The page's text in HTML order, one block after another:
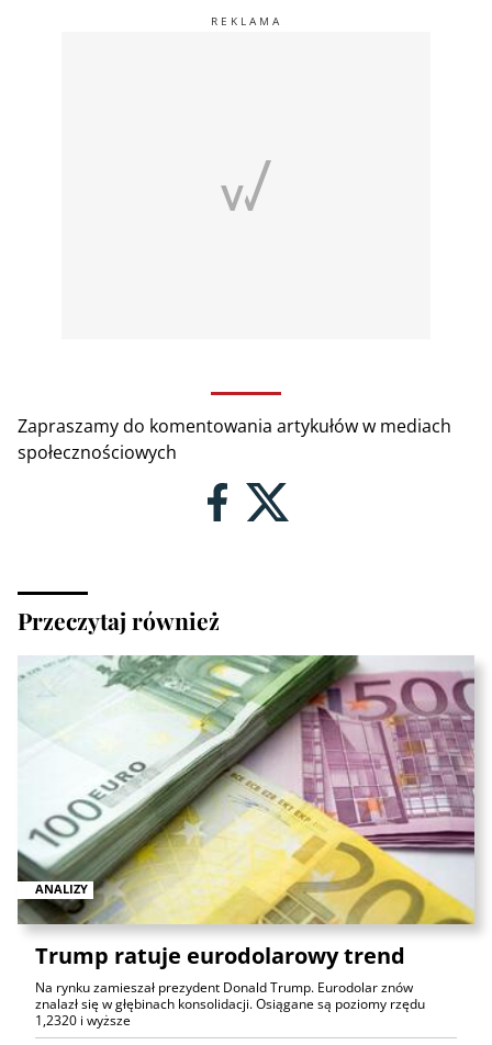
Zapraszamy do komentowania artykułów w mediach
społecznościowych
Przeczytaj również
ANALIZY
Trump ratuje eurodolarowy trend
Na rynku zamieszał prezydent Donald Trump. Eurodolar znów
znalazł się w głębinach konsolidacji. Osiągane są poziomy rzędu
1,2320 i wyższe